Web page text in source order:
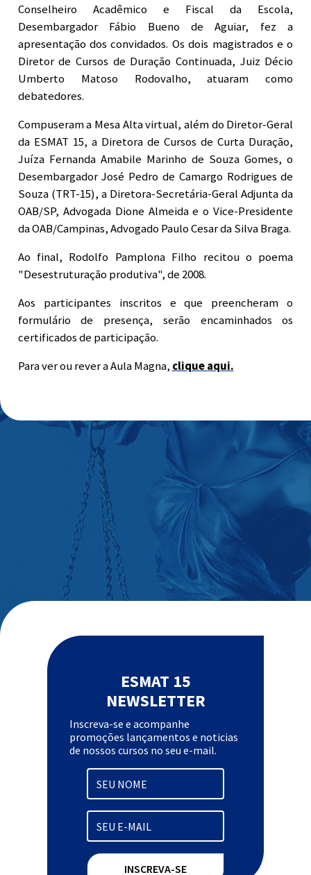
Conselheiro Acadêmico e Fiscal da Escola,
Desembargador Fábio Bueno de Aguiar, fez a
apresentação dos convidados. Os dois magistrados e o
Diretor de Cursos de Duração Continuada, Juiz Décio
Umberto Matoso Rodovalho, atuaram como
debatedores.
Compuseram a Mesa Alta virtual, além do Diretor-Geral
da ESMAT 15, a Diretora de Cursos de Curta Duração,
Juíza Fernanda Amabile Marinho de Souza Gomes, o
Desembargador José Pedro de Camargo Rodrigues de
Souza (TRT-15), a Diretora-Secretária-Geral Adjunta da
OAB/SP, Advogada Dione Almeida e o Vice-Presidente
da OAB/Campinas, Advogado Paulo Cesar da Silva Braga.
Ao final, Rodolfo Pamplona Filho recitou o poema
"Desestruturação produtiva", de 2008.
Aos participantes inscritos e que preencheram o
formulário de presença, serão encaminhados os
certificados de participação.
Para ver ou rever a Aula Magna, clique aqui.
ESMAT 15
NEWSLETTER
Inscreva-se e acompanhe
promoções lançamentos e noticias
de nossos cursos no seu e-mail.